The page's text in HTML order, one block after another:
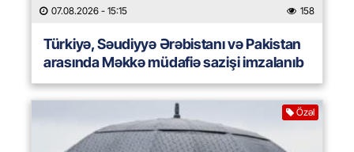
07.08.2026 - 15:15 158
Türkiyə, Səudiyyə Ərəbistanı və Pakistan
arasında Məkkə müdafiə sazişi imzalanıb
Özəl